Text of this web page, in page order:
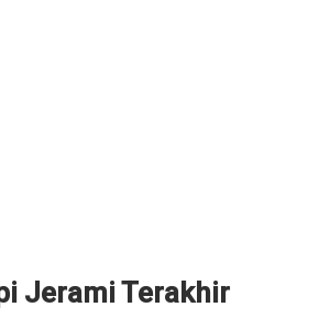
Jerami Terakhir